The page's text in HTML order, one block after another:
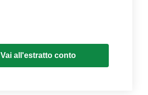
Vai all'estratto conto